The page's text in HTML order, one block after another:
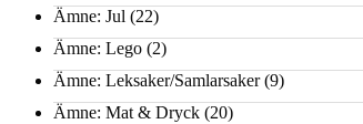
Ämne: Jul (22)
Ämne: Lego (2)
Ämne: Leksaker/Samlarsaker(9)
Ämne: Mat & Dryck (20)